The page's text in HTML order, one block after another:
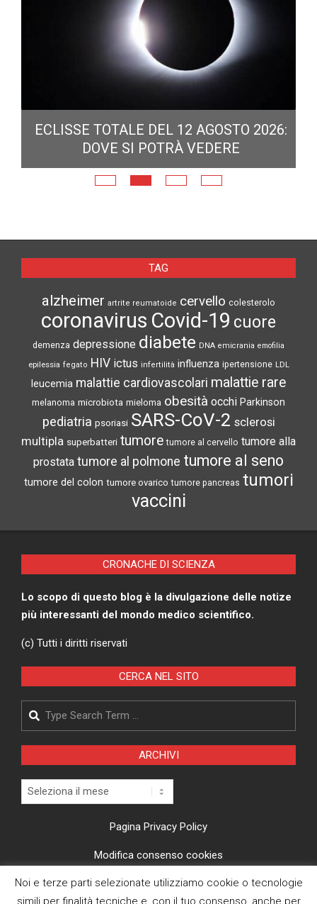
ECLISSE TOTALE DEL 12 AGOSTO 2026:
DOVE SI POTRÀ VEDERE
TAG
alzheimer artrite reumatoide cervello colesterolo
coronavirus Covid-19 cuore
demenza depressione diabete DNA emicrania emofilia
epilessia fegato HIV ictus infertilità influenza ipertensione LDL
leucemia malattie cardiovascolari malattie rare
melanoma microbiota mieloma obesità occhi Parkinson
pediatria psoriasi SARS-CoV-2 sclerosi
multipla superbatteri tumore tumore al cervello tumore alla
prostata tumore al polmone tumore al seno
tumore del colon tumore ovarico tumore pancreas tumori
vaccini
CRONACHE DI SCIENZA
Lo scopo di questo blog è la divulgazione delle notize
più interessanti del mondo medico scientifico.
(c) Tutti i diritti riservati
CERCA NEL SITO
Search
ARCHIVI
Archivi
Pagina Privacy Policy
Modifica consenso cookies
CI TROVI ANCHE SU
Noi e terze parti selezionate utilizziamo cookie o tecnologie
simili per finalità tecniche e, con il tuo consenso, anche per